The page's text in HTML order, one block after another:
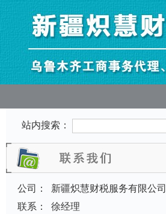
站内搜索：
公司：
新疆炽慧财税服务有限公司
联系：
徐经理